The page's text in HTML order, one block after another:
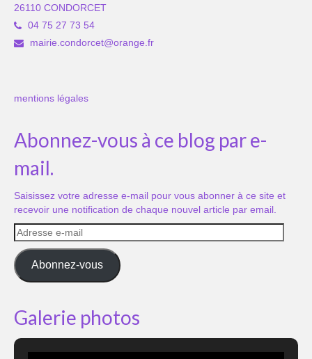
26110 CONDORCET
04 75 27 73 54
mairie.condorcet@orange.fr
mentions légales
Abonnez-vous à ce blog par e-
mail.
Saisissez votre adresse e-mail pour vous abonner à ce site et
recevoir une notification de chaque nouvel article par email.
Adresse
e-
mail
Abonnez-vous
Galerie photos